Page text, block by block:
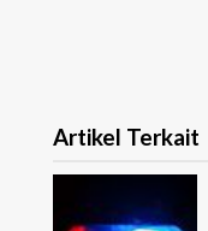
Artikel Terkait